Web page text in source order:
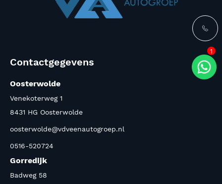
1
Contactgegevens
Oosterwolde
Venekoterweg 1
8431 HG Oosterwolde
oosterwolde@vdveenautogroep.nl
0516-520724
Gorredijk
Badweg 58